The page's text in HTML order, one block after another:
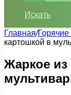
Искать
Главная/
картошкой в
Жаркое из